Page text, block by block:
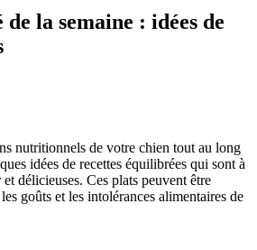
la semaine : idées de
nutritionnels de votre chien tout au long
idées de recettes équilibrées qui sont à
délicieuses. Ces plats peuvent être
goûts et les intolérances alimentaires de